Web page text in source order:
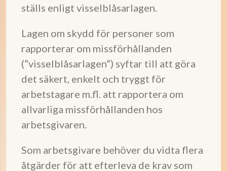
ställs enligt visselblåsarlagen.
Lagen om skydd för personer som
rapporterar om missförhållanden
(”visselblåsarlagen”) syftar till att göra
det säkert, enkelt och tryggt för
arbetstagare m.fl. att rapportera om
allvarliga missförhållanden hos
arbetsgivaren.
Som arbetsgivare behöver du vidta flera
åtgärder för att efterleva de krav som